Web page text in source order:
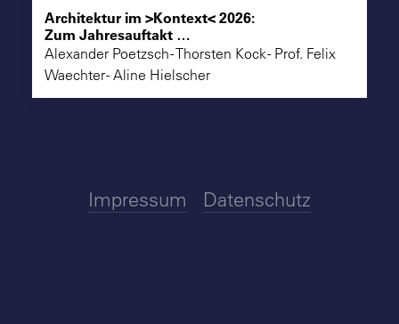
Architektur im >Kontext< 2026:
Zum Jahresauftakt …
Alexander Poetzsch - Thorsten Kock - Prof. Felix
Waechter - Aline Hielscher
Impressum Datenschutz